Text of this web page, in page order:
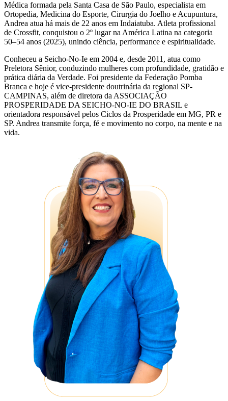
Médica formada pela Santa Casa de São Paulo, especialista em
Ortopedia, Medicina do Esporte, Cirurgia do Joelho e Acupuntura,
Andrea atua há mais de 22 anos em Indaiatuba. Atleta profissional
de Crossfit, conquistou o 2º lugar na América Latina na categoria
50–54 anos (2025), unindo ciência, performance e espiritualidade.
Conheceu a Seicho-No-Ie em 2004 e, desde 2011, atua como
Preletora Sênior, conduzindo mulheres com profundidade, gratidão e
prática diária da Verdade. Foi presidente da Federação Pomba
Branca e hoje é vice-presidente doutrinária da regional SP-
CAMPINAS, além de diretora da ASSOCIAÇÃO
PROSPERIDADE DA SEICHO-NO-IE DO BRASIL e
orientadora responsável pelos Ciclos da Prosperidade em MG, PR e
SP. Andrea transmite força, fé e movimento no corpo, na mente e na
vida.